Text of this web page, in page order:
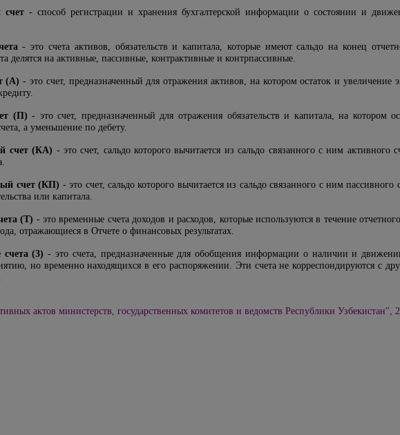
счет - способ регистрации и хранения бухгалтерской информации о состоянии и
- это счета активов, обязательств и капитала, которые имеют сальдо на конец
делятся на активные, пассивные, контрактивные и контрпассивные.
(А) - это счет, предназначенный для отражения активов, на котором остаток и увеличение
(П) - это счет, предназначенный для отражения обязательств и капитала, на котором
а уменьшение по дебету.
счет (КА) - это счет, сальдо которого вычитается из сальдо связанного с ним активного
счет (КП) - это счет, сальдо которого вычитается из сальдо связанного с ним
или капитала.
(Т) - это временные счета доходов и расходов, которые используются в течение
отражающиеся в Отчете о финансовых результатах.
счета (3) - это счета, предназначенные для обобщения информации о наличии и
но временно находящихся в его распоряжении. Эти счета не корреспондируются с
актов министерств, государственных комитетов и ведомств Республики Узбекистан",